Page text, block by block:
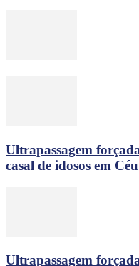
Ultrapassagem
casal de idosos em
Ultrapassagem